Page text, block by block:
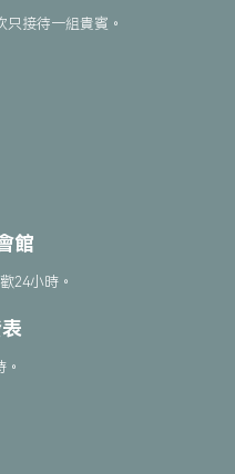
接待一組貴賓。
館
24小時。